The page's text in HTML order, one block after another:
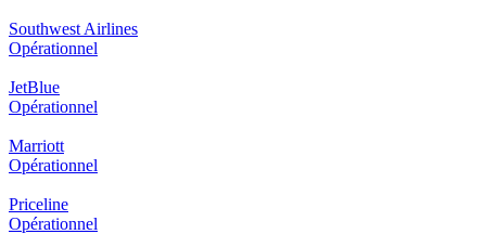
Southwest Airlines
Opérationnel
JetBlue
Opérationnel
Marriott
Opérationnel
Priceline
Opérationnel